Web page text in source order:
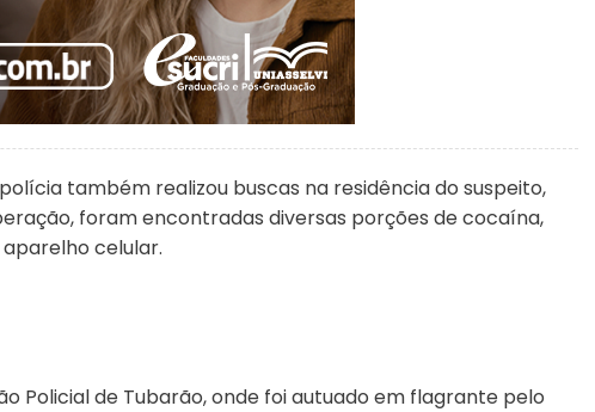
também realizou buscas na residência do suspeito,
foram encontradas diversas porções de cocaína,
celular.
Policial de Tubarão, onde foi autuado em flagrante pelo